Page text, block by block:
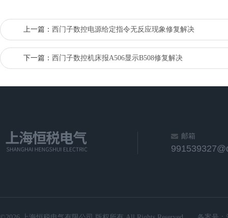
上一篇： 西门子数控电源给定指令无反应现象修复解决
下一篇： 西门子数控机床报A506显示B508修复解决
邮箱